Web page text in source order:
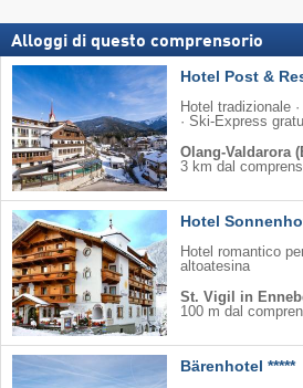
Alloggi di questo comprensorio
Hotel Post &
Hotel tradizionale
· Ski-Express
Olang-Valdarora
3 km dal
Hotel
Hotel romantico
altoatesina
St. Vigil in
100 m dal
Bärenhotel *****